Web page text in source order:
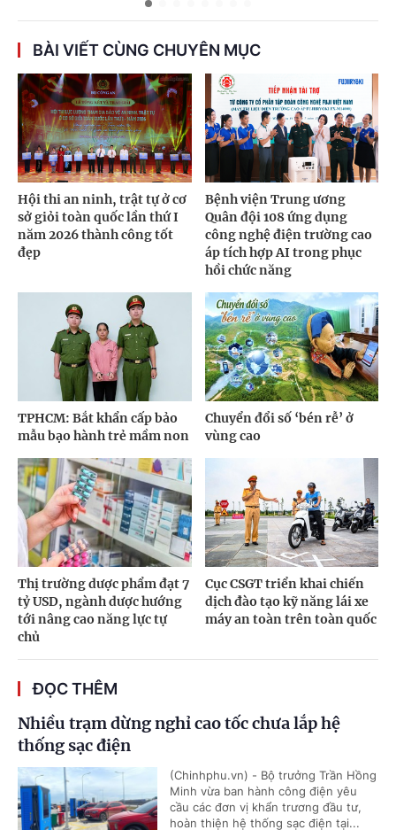
BÀI VIẾT CÙNG CHUYÊN MỤC
Hội thi an ninh, trật tự ở cơ
sở giỏi toàn quốc lần thứ I
năm 2026 thành công tốt
đẹp
Bệnh viện Trung ương
Quân đội 108 ứng dụng
công nghệ điện trường cao
áp tích hợp AI trong phục
hồi chức năng
TPHCM: Bắt khẩn cấp bảo
mẫu bạo hành trẻ mầm non
Chuyển đổi số ‘bén rễ’ ở
vùng cao
Thị trường dược phẩm đạt 7
tỷ USD, ngành dược hướng
tới nâng cao năng lực tự
chủ
Cục CSGT triển khai chiến
dịch đào tạo kỹ năng lái xe
máy an toàn trên toàn quốc
ĐỌC THÊM
Nhiều trạm dừng nghỉ cao tốc chưa lắp hệ
thống sạc điện
(Chinhphu.vn) - Bộ trưởng Trần Hồng
Minh vừa ban hành công điện yêu
cầu các đơn vị khẩn trương đầu tư,
hoàn thiện hệ thống sạc điện tại...